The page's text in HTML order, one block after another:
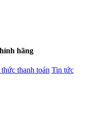
hãng
thanh toán Tin tức